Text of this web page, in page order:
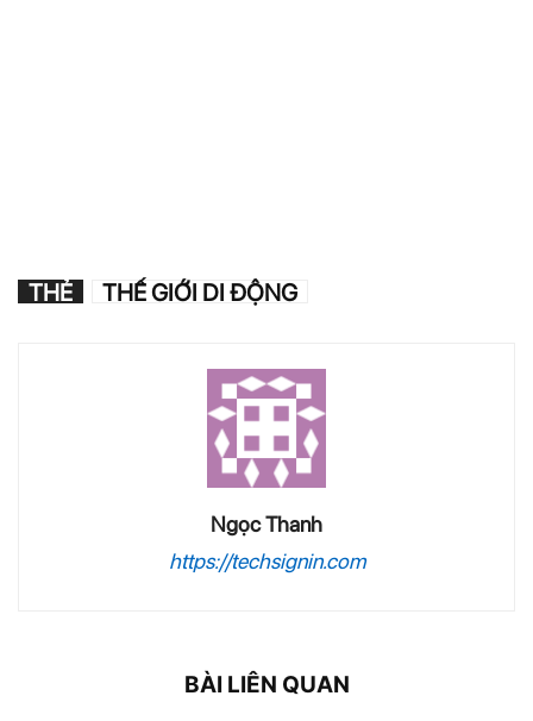
THẺ THẾ GIỚI DI ĐỘNG
Ngọc Thanh
https://techsignin.com
BÀI LIÊN QUAN